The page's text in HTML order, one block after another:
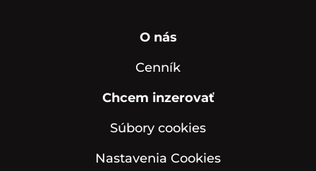
O nás
Cenník
Chcem inzerovať
Súbory cookies
Nastavenia Cookies